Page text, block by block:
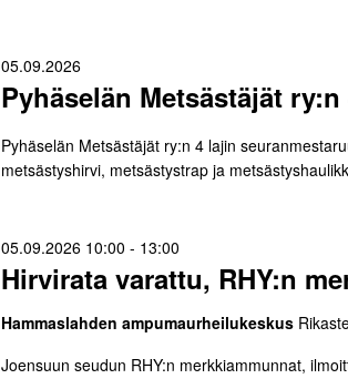
Pyhäselän Metsästäjät
05.09.2026
Pyhäselän Metsästäjät ry:n 4 lajin
metsästyshirvi, metsästystrap ja
Hirvirata varattu, RHY:n
05.09.2026 10:00 - 13:00
Hammaslahden ampumaurheilukeskus
Joensuun seudun RHY:n merkkiammunnat,